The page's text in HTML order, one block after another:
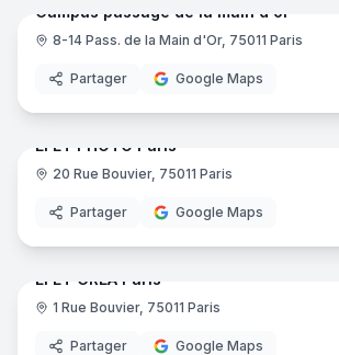
Campus passage de la main d'or
8-14 Pass. de la Main d'Or, 75011 Paris
Partager Google Maps
EFET PHOTO Paris
20 Rue Bouvier, 75011 Paris
Partager Google Maps
EFET CREA Paris
1 Rue Bouvier, 75011 Paris
Partager Google Maps